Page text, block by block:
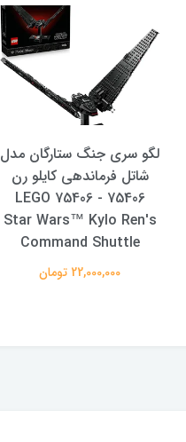
لگو سری جنگ ستارگان مدل
شاتل فرماندهی کایلو رن
75406 - 75406 LEGO
Star Wars™ Kylo Ren's
Command Shuttle
22,000,000 تومان